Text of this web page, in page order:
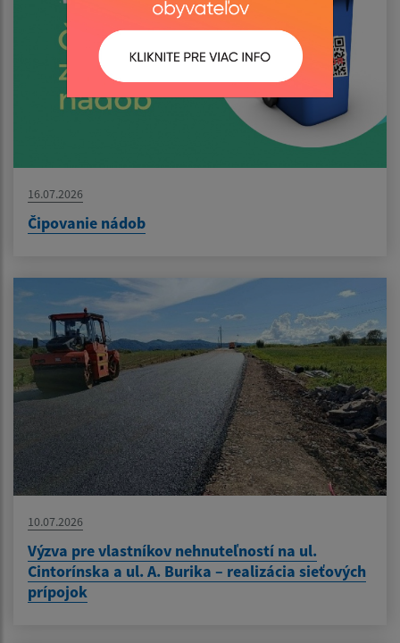
16.07.2026
Čipovanie nádob
10.07.2026
Výzva pre vlastníkov nehnuteľností na ul.
Cintorínska a ul. A. Burika – realizácia sieťových
prípojok